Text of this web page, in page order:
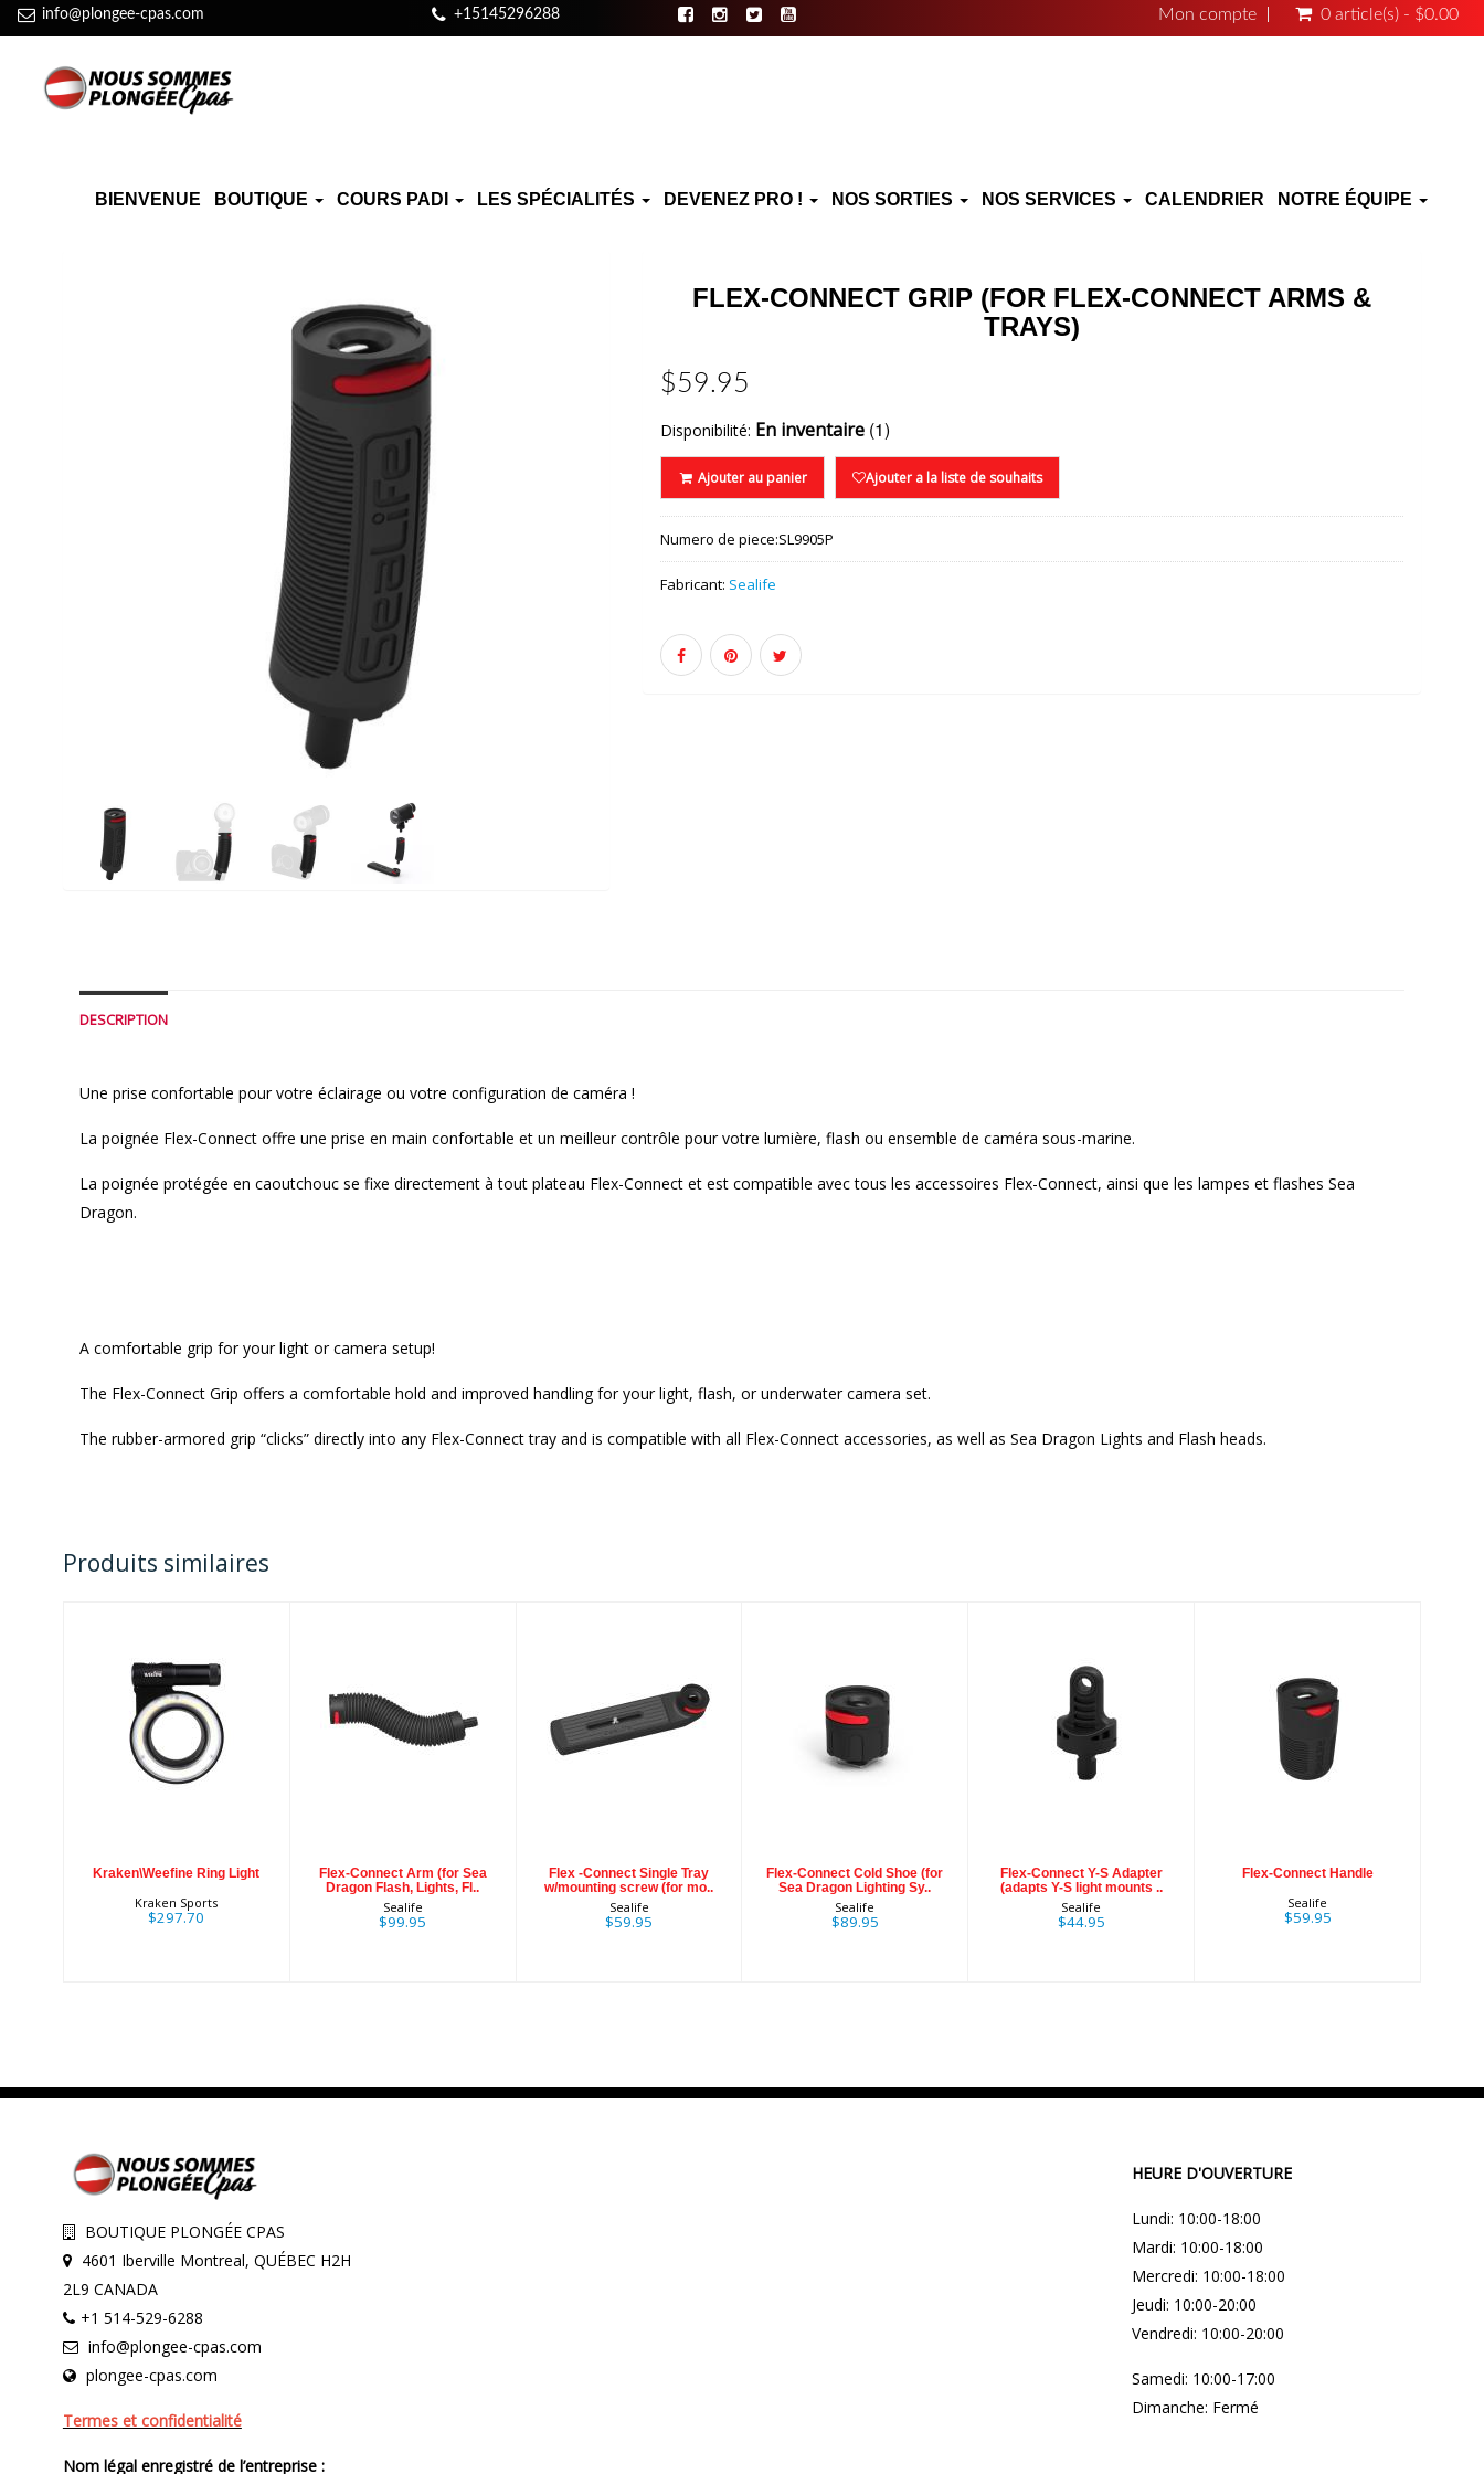
info@plongee-cpas.com +15145296288 Mon compte 0 article(s) - $0.00
BIENVENUE BOUTIQUE COURS PADI LES SPÉCIALITÉS DEVENEZ PRO ! NOS SORTIES NOS SERVICES CALENDRIER NOTRE ÉQUIPE
FLEX-CONNECT GRIP (FOR FLEX-CONNECT ARMS &
TRAYS)
$59.95
Disponibilité: En inventaire (1)
Ajouter au panier Ajouter a la liste de souhaits
Numero de piece:SL9905P
Fabricant: Sealife
DESCRIPTION
Une prise confortable pour votre éclairage ou votre configuration de caméra !
La poignée Flex-Connect offre une prise en main confortable et un meilleur contrôle pour votre lumière, flash ou ensemble de caméra sous-marine.
La poignée protégée en caoutchouc se fixe directement à tout plateau Flex-Connect et est compatible avec tous les accessoires Flex-Connect, ainsi que les lampes et flashes Sea
Dragon.
A comfortable grip for your light or camera setup!
The Flex-Connect Grip offers a comfortable hold and improved handling for your light, flash, or underwater camera set.
The rubber-armored grip “clicks” directly into any Flex-Connect tray and is compatible with all Flex-Connect accessories, as well as Sea Dragon Lights and Flash heads.
Produits similaires
Kraken\Weefine
Ring Light
$297.70
Kraken\Weefine Ring Light
Kraken Sports
$297.70
Flex-Connect
Arm (for Sea
Flex-Connect Arm (for Sea
Dragon Flash, Lights, Fl..
Sealife
$99.95
Flex -Connect
Single Tray
Flex -Connect Single Tray
w/mounting screw (for mo..
Sealife
$59.95
Flex-Connect
Cold Shoe (for
Sea Dragon
Flex-Connect Cold Shoe (for
Sea Dragon Lighting Sy..
Sealife
$89.95
Flex-Connect Y-
S Adapter
(adapts Y-S light
Flex-Connect Y-S Adapter
(adapts Y-S light mounts ..
Sealife
$44.95
Flex-Connect
Handle
Flex-Connect Handle
Sealife
$59.95
BOUTIQUE PLONGÉE CPAS
4601 Iberville Montreal, QUÉBEC H2H
2L9 CANADA
+1 514-529-6288
info@plongee-cpas.com
plongee-cpas.com
Termes et confidentialité
Nom légal enregistré de l’entreprise :
HEURE D'OUVERTURE
Lundi: 10:00-18:00
Mardi: 10:00-18:00
Mercredi: 10:00-18:00
Jeudi: 10:00-20:00
Vendredi: 10:00-20:00
Samedi: 10:00-17:00
Dimanche: Fermé